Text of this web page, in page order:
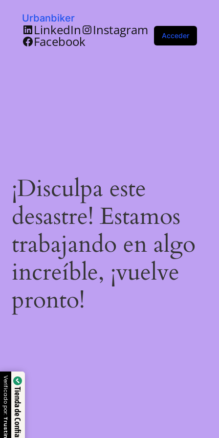
Urbanbiker
LinkedIn Instagram
Facebook Acceder
¡Disculpa este
desastre! Estamos
trabajando en algo
increíble, ¡vuelve
pronto!
Tienda de Confianza
Verificado por: